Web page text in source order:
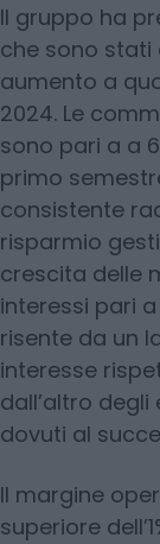
Il gruppo ha
che sono stati
aumento a
2024. Le
sono pari a a
primo
consistente
risparmio
crescita delle
interessi pari a
risente da un
interesse
dall’altro
dovuti al
Il margine
superiore